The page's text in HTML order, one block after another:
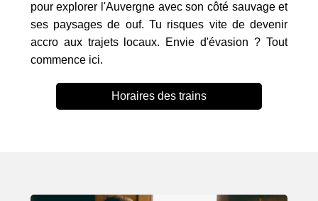
pour explorer l'Auvergne avec son côté sauvage et
ses paysages de ouf. Tu risques vite de devenir
accro aux trajets locaux. Envie d'évasion ? Tout
commence ici.
Horaires des trains